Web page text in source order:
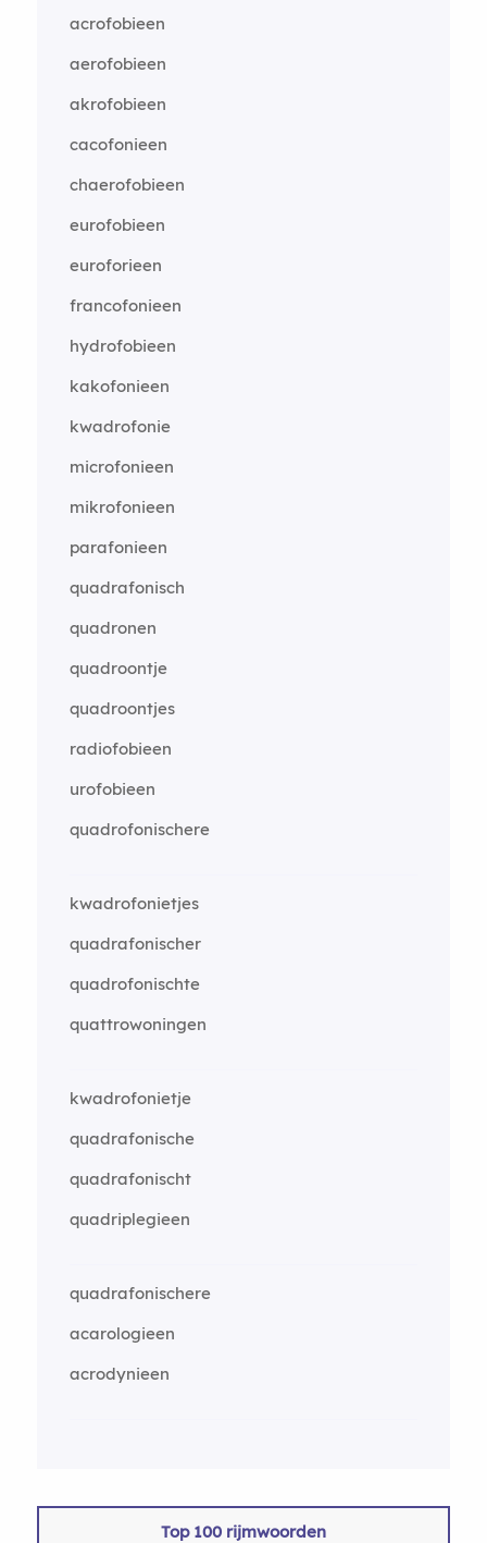
acrofobieen
aerofobieen
akrofobieen
cacofonieen
chaerofobieen
eurofobieen
euroforieen
francofonieen
hydrofobieen
kakofonieen
kwadrofonie
microfonieen
mikrofonieen
parafonieen
quadrafonisch
quadronen
quadroontje
quadroontjes
radiofobieen
urofobieen
quadrofonischere
kwadrofonietjes
quadrafonischer
quadrofonischte
quattrowoningen
kwadrofonietje
quadrafonische
quadrafonischt
quadriplegieen
quadrafonischere
acarologieen
acrodynieen
Top 100 rijmwoorden